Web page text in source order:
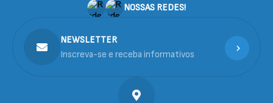
NOSSAS REDES!
NEWSLETTER
Inscreva-se e receba informativos